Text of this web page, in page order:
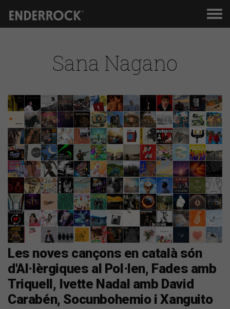
Sana Nagano
Les noves cançons en català són
d'Al·lèrgiques al Pol·len, Fades amb
Triquell, Ivette Nadal amb David
Carabén, Socunbohemio i Xanguito